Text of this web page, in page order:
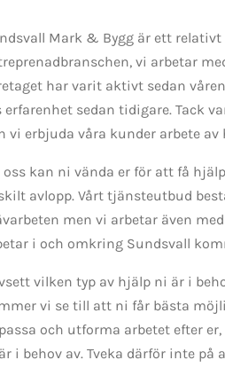
Mark & Bygg är ett
vi arbetar
har varit aktivt sedan
erfarenhet sedan tidigare. Tack
vi erbjuda våra kunder arbete av
oss kan ni vända er för att få
avlopp. Vårt tjänsteutbud
men vi arbetar även
i och omkring Sundsvall
vilken typ av hjälp ni är i
vi se till att ni får bästa
och utforma arbetet efter
i behov av. Tveka därför inte